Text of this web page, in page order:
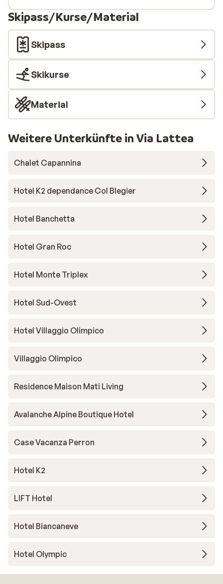
Skipass/Kurse/Material
Skipass
Skikurse
Material
Weitere Unterkünfte in Via Lattea
Chalet Capannina
Hotel K2 dependance Col Blegier
Hotel Banchetta
Hotel Gran Roc
Hotel Monte Triplex
Hotel Sud-Ovest
Hotel Villaggio Olimpico
Villaggio Olimpico
Residence Maison Mati Living
Avalanche Alpine Boutique Hotel
Case Vacanza Perron
Hotel K2
LIFT Hotel
Hotel Biancaneve
Hotel Olympic